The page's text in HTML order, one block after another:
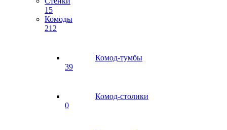
15
Комоды
212
Комод-тумбы
39
Комод-столики
0